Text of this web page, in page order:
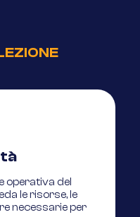
operativa del
le risorse, le
necessarie per